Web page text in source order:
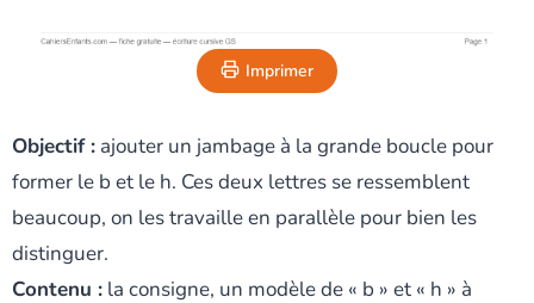
Imprimer
Objectif : ajouter un jambage à la grande boucle pour
former le b et le h. Ces deux lettres se ressemblent
beaucoup, on les travaille en parallèle pour bien les
distinguer.
Contenu : la consigne, un modèle de « b » et « h » à